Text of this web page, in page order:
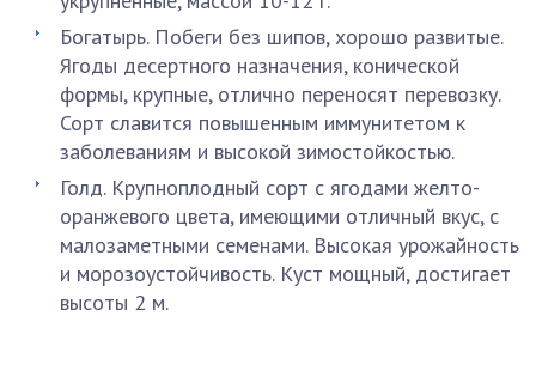
Богатырь. Побеги без шипов, хорошо развитые.
Ягоды десертного назначения, конической
формы, крупные, отлично переносят перевозку.
Сорт славится повышенным иммунитетом к
заболеваниям и высокой зимостойкостью.
Голд. Крупноплодный сорт с ягодами желто-
оранжевого цвета, имеющими отличный вкус, с
малозаметными семенами. Высокая урожайность
и морозоустойчивость. Куст мощный, достигает
высоты 2 м.